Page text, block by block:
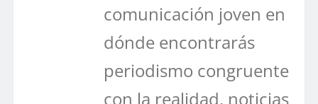
comunicación joven en
dónde encontrarás
periodismo congruente
con la realidad, noticias